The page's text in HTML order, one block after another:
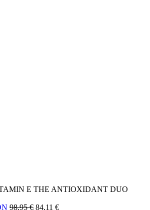
E THE ANTIOXIDANT DUO
98,95€ 84,11 €